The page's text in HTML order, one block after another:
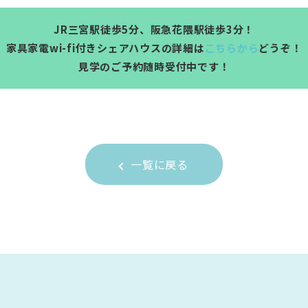
JR三宮駅徒歩5分、阪急花隈駅徒歩3分！
家具家電wi-fi付きシェアハウスの詳細はこちらからどうぞ！
見学のご予約随時受付中です！
一覧に戻る